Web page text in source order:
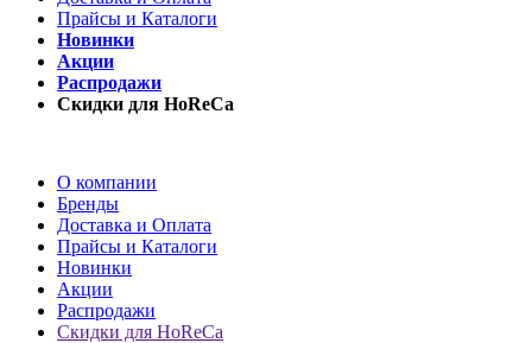
Прайсы и Каталоги
Новинки
Акции
Распродажи
Скидки для HoReCa
О компании
Бренды
Доставка и Оплата
Прайсы и Каталоги
Новинки
Акции
Распродажи
Скидки для HoReCa